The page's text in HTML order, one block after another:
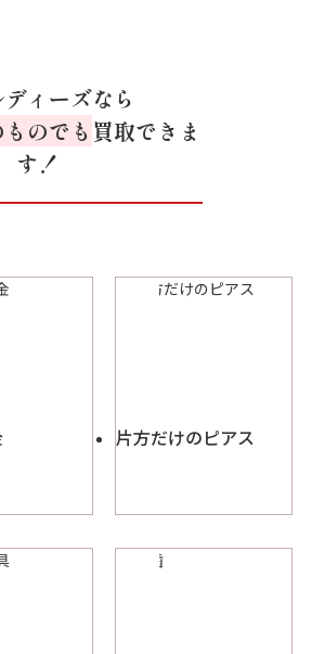
ィーズなら
のでも 買取できま
す！
片方だけのピアス